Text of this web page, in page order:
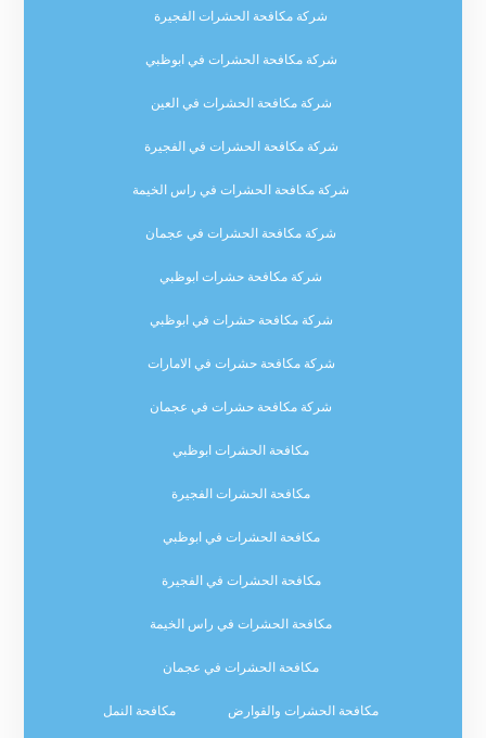
شركة مكافحة الحشرات الفجيرة
شركة مكافحة الحشرات في ابوظبي
شركة مكافحة الحشرات في العين
شركة مكافحة الحشرات في الفجيرة
شركة مكافحة الحشرات في راس الخيمة
شركة مكافحة الحشرات في عجمان
شركة مكافحة حشرات ابوظبي
شركة مكافحة حشرات في ابوظبي
شركة مكافحة حشرات في الامارات
شركة مكافحة حشرات في عجمان
مكافحة الحشرات ابوظبي
مكافحة الحشرات الفجيرة
مكافحة الحشرات في ابوظبي
مكافحة الحشرات في الفجيرة
مكافحة الحشرات في راس الخيمة
مكافحة الحشرات في عجمان
مكافحة الحشرات والقوارض مكافحة النمل